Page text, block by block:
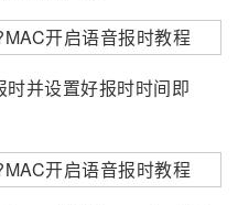
并设置好报时时间即